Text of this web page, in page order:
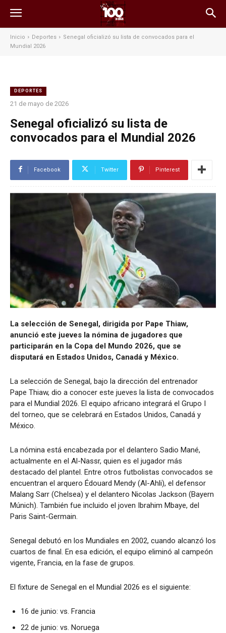
Inicio Deportes
Senegal oficializó su lista de convocados para el
Mundial 2026
DEPORTES
21 de mayo de 2026
Senegal oficializó su lista de
convocados para el Mundial 2026
Facebook Twitter Pinterest
La selección de Senegal, dirigida por Pape Thiaw,
anunció este jueves la nómina de jugadores que
participarán en la Copa del Mundo 2026, que se
disputará en Estados Unidos, Canadá y México.
La selección de Senegal, bajo la dirección del entrenador
Pape Thiaw, dio a conocer este jueves la lista de convocados
para el Mundial 2026. El equipo africano integrará el Grupo I
del torneo, que se celebrará en Estados Unidos, Canadá y
México.
La nómina está encabezada por el delantero Sadio Mané,
actualmente en el Al-Nassr, quien es el jugador más
destacado del plantel. Entre otros futbolistas convocados se
encuentran el arquero Édouard Mendy (Al-Ahli), el defensor
Malang Sarr (Chelsea) y el delantero Nicolas Jackson (Bayern
Múnich). También fue incluido el joven Ibrahim Mbaye, del
Paris Saint-Germain.
Senegal debutó en los Mundiales en 2002, cuando alcanzó los
cuartos de final. En esa edición, el equipo eliminó al campeón
vigente, Francia, en la fase de grupos.
El fixture de Senegal en el Mundial 2026 es el siguiente:
16 de junio: vs. Francia
22 de junio: vs. Noruega